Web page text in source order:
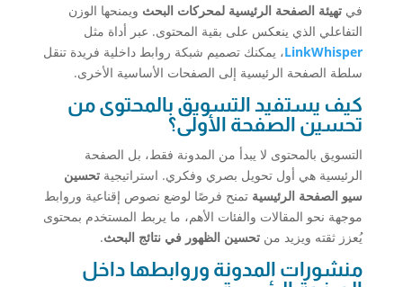
في تهيئة الصفحة الرئيسية لمحركات البحث ويمنحها الوزن
التفاعلي الذي ينعكس على بقية المحتوى. عبر أداة مثل
LinkWhisper، يمكنك تصميم شبكة روابط داخلية فريدة تنقل
سلطة الصفحة الرئيسية إلى الصفحات الأساسية الأخرى.
كيف يستفيد التسويق بالمحتوى من
تحسين الصفحة الأولى؟
التسويق بالمحتوى لا يبدأ من المدونة فقط، بل الصفحة
الرئيسية هي أول تحويل بصري وفكري. استراتيجية تحسين
سيو الصفحة الرئيسية تمنح فرصًا لوضع نصوص إقناعية وروابط
موجهة نحو المقالات والفئات الأهم، ما يربط المستخدم بمحتوى
يُعزز ثقته ويزيد من تحسين الظهور في نتائج البحث.
منشورات المدونة وروابطها داخل